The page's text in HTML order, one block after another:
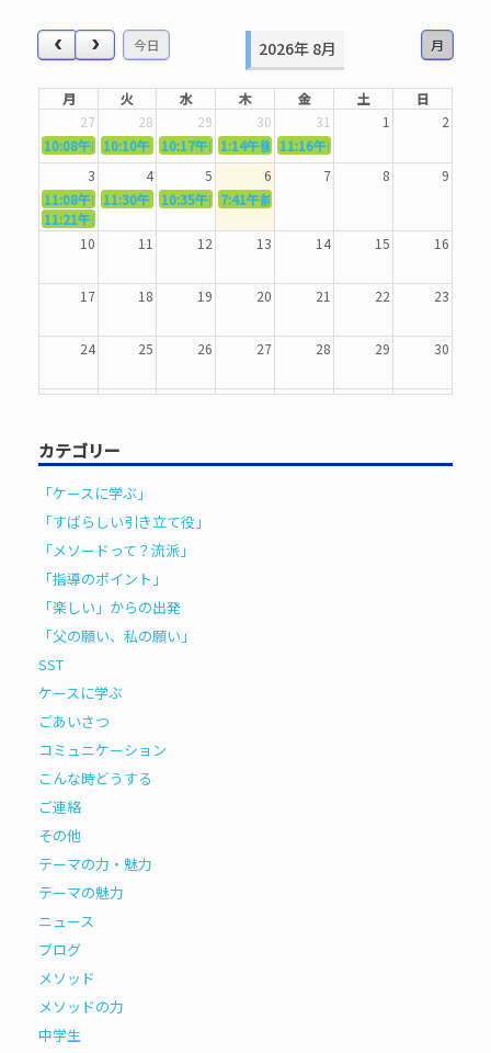
今日 月
2026年 8月
月 火 水 木 金 土
日
27
28 29 30 31 1
2
10:08午前
5362．～国語力を〜
10:10午前5363．～自信を〜
10:17午前 5364．～信じて待つ〜
1:14午後 5365．～計画的に〜
11:16午前
3
4 5 6 7 8
9
11:08午前
5367．～機能を育てる〜
11:30午前5369．～歌唱造形〜
10:35午前 5370．～バランスを〜
7:41午前
11:21午前
10
11 12 13 14 15 16
17 18 19 20 21 22 23
24 25 26 27 28 29 30
31 1 2 3 4 5 6
カテゴリー
「ケースに学ぶ」
「すばらしい引き立て役」
「メソードって？流派」
「指導のポイント」
「楽しい」からの出発
「父の願い、私の願い」
SST
ケースに学ぶ
ごあいさつ
コミュニケーション
こんな時どうする
ご連絡
その他
テーマの力・魅力
テーマの魅力
ニュース
ブログ
メソッド
メソッドの力
中学生